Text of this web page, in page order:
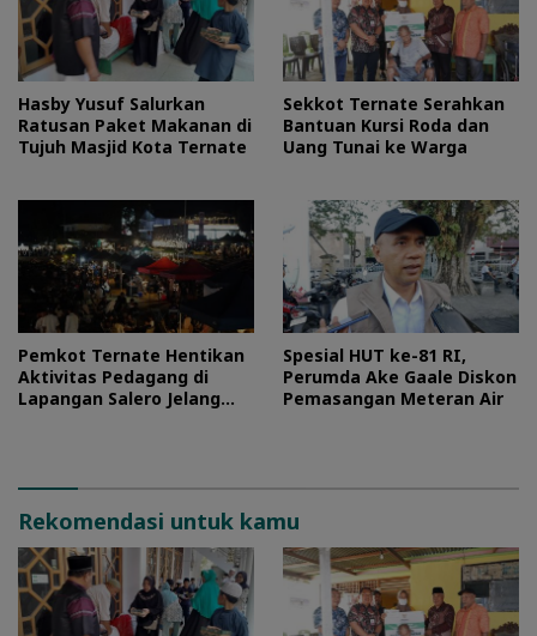
Hasby Yusuf Salurkan
Ratusan Paket Makanan di
Tujuh Masjid Kota Ternate
Sekkot Ternate Serahkan
Bantuan Kursi Roda dan
Uang Tunai ke Warga
Pemkot Ternate Hentikan
Aktivitas Pedagang di
Lapangan Salero Jelang
Spesial HUT ke-81 RI,
Perumda Ake Gaale Diskon
Pemasangan Meteran Air
Rekomendasi untuk kamu